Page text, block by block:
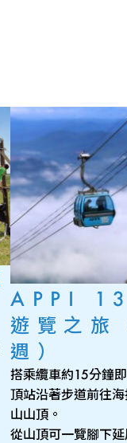
APPI
遊覽之旅
週）
搭乘纜車約15分鐘
頂站沿著步道前往
山山頂。
從山頂可一覽腳下